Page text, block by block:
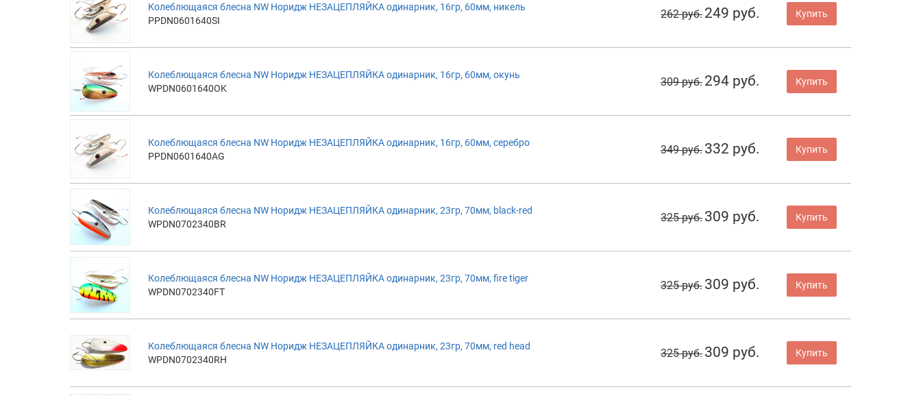
Колеблющаяся блесна NW Норидж НЕЗАЦЕПЛЯЙКА одинарник, 16гр, 60мм, никель
PPDN0601640SI
262 руб. 249 руб. Купить
Колеблющаяся блесна NW Норидж НЕЗАЦЕПЛЯЙКА одинарник, 16гр, 60мм, окунь
WPDN0601640OK
309 руб. 294 руб. Купить
Колеблющаяся блесна NW Норидж НЕЗАЦЕПЛЯЙКА одинарник, 16гр, 60мм, серебро
PPDN0601640AG
349 руб. 332 руб. Купить
Колеблющаяся блесна NW Норидж НЕЗАЦЕПЛЯЙКА одинарник, 23гр, 70мм, black-red
WPDN0702340BR
325 руб. 309 руб. Купить
Колеблющаяся блесна NW Норидж НЕЗАЦЕПЛЯЙКА одинарник, 23гр, 70мм, fire tiger
WPDN0702340FT
325 руб. 309 руб. Купить
Колеблющаяся блесна NW Норидж НЕЗАЦЕПЛЯЙКА одинарник, 23гр, 70мм, red head
WPDN0702340RH
325 руб. 309 руб. Купить